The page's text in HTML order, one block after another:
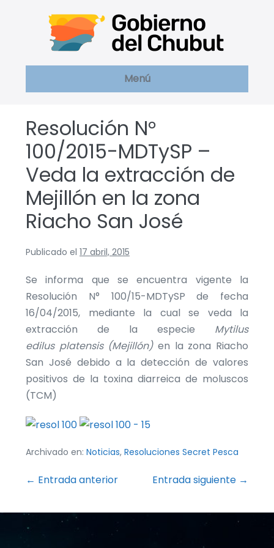
Menú
Resolución N°
100/2015-MDTySP –
Veda la extracción de
Mejillón en la zona
Riacho San José
Publicado el 17 abril, 2015
Se informa que se encuentra vigente la
Resolución N° 100/15-MDTySP de fecha
16/04/2015, mediante la cual se veda la
extracción de la especie Mytilus
edilus platensis (Mejillón)en la zona Riacho
San José debido a la detección de valores
positivos de la toxina diarreica de moluscos
(TCM)
Archivado en: Noticias, Resoluciones Secret Pesca
Navegación
entradas
← Entrada anterior Entrada siguiente →